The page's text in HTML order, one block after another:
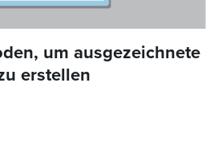
um ausgezeichnete
erstellen